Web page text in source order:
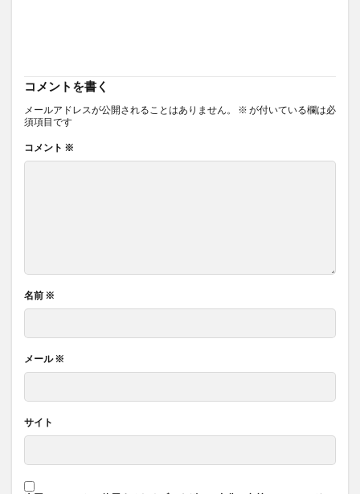
コメントを書く
メールアドレスが公開されることはありません。 ※ が付いている欄は必
須項目です
コメント ※
名前 ※
メール※
サイト